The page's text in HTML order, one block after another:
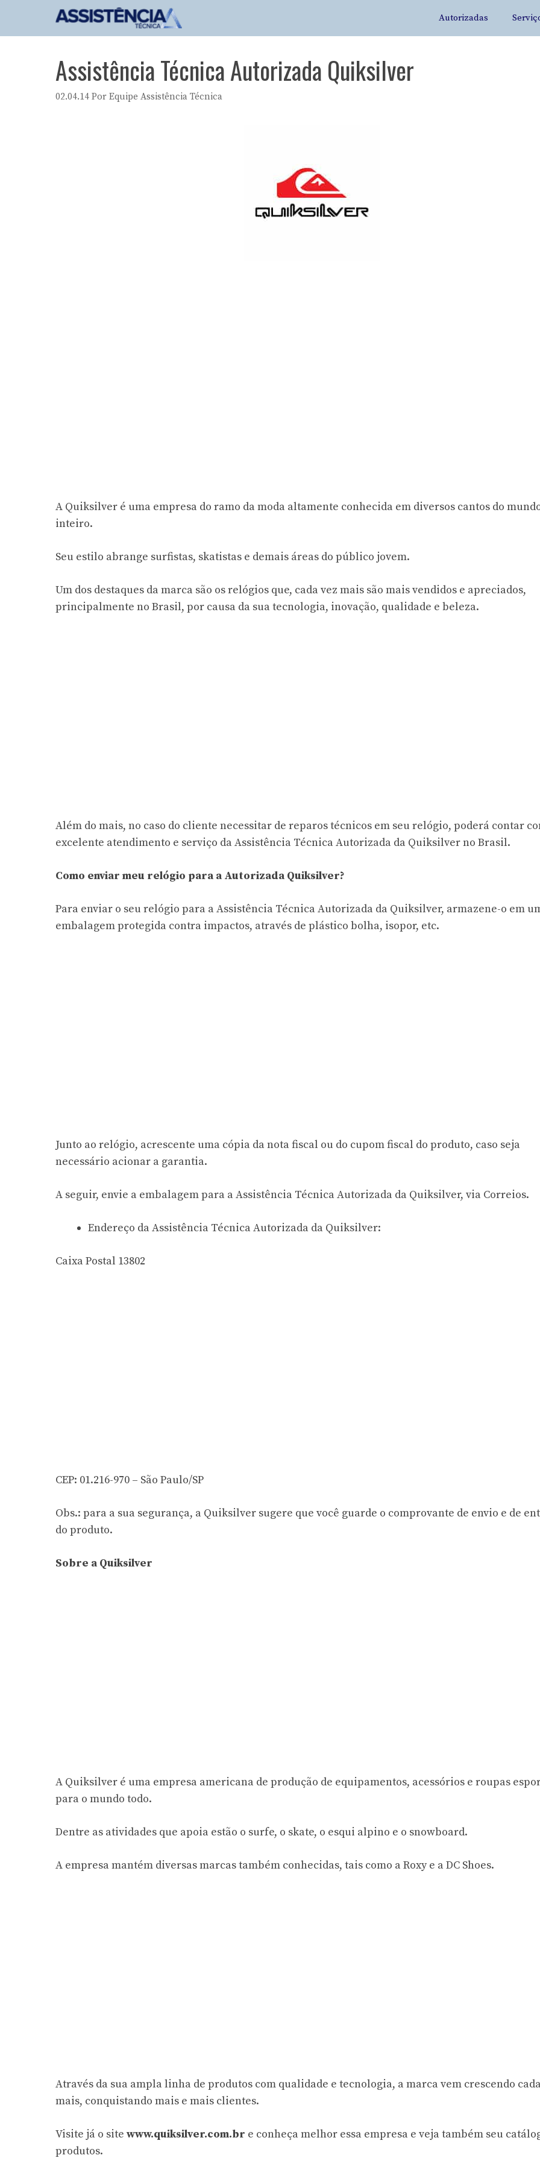
Autorizadas
Assistência Técnica Autorizada Quiksilver
02.04.14 Por Equipe Assistência Técnica
A Quiksilver é uma empresa do ramo da moda altamente conhecida em diversos cantos do
inteiro.
Seu estilo abrange surfistas, skatistas e demais áreas do público jovem.
Um dos destaques da marca são os relógios que, cada vez mais são mais vendidos e apreciados,
principalmente no Brasil, por causa da sua tecnologia, inovação, qualidade e beleza.
Além do mais, no caso do cliente necessitar de reparos técnicos em seu relógio, poderá contar
excelente atendimento e serviço da Assistência Técnica Autorizada da Quiksilver no Brasil.
Como enviar meu relógio para a Autorizada Quiksilver?
Para enviar o seu relógio para a Assistência Técnica Autorizada da Quiksilver, armazene-o em
embalagem protegida contra impactos, através de plástico bolha, isopor, etc.
Junto ao relógio, acrescente uma cópia da nota fiscal ou do cupom fiscal do produto, caso seja
necessário acionar a garantia.
A seguir, envie a embalagem para a Assistência Técnica Autorizada da Quiksilver, via Correios.
Endereço da Assistência Técnica Autorizada da Quiksilver:
Caixa Postal 13802
CEP: 01.216-970 – São Paulo/SP
Obs.: para a sua segurança, a Quiksilver sugere que você guarde o comprovante de envio e de
do produto.
Sobre a Quiksilver
A Quiksilver é uma empresa americana de produção de equipamentos, acessórios e roupas
para o mundo todo.
Dentre as atividades que apoia estão o surfe, o skate, o esqui alpino e o snowboard.
A empresa mantém diversas marcas também conhecidas, tais como a Roxy e a DC Shoes.
Através da sua ampla linha de produtos com qualidade e tecnologia, a marca vem crescendo
mais, conquistando mais e mais clientes.
Visite já o site www.quiksilver.com.br e conheça melhor essa empresa e veja também seu
produtos.